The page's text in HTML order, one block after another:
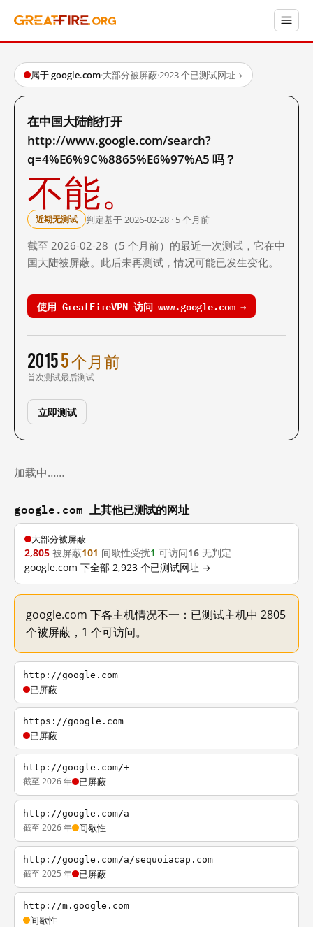
属于 google.com·大部分被屏蔽·2923 个已测试网址→
在中国大陆能打开
http://www.google.com/search?
q=4%E6%9C%8865%E6%97%A5 吗？
不能。
近期无测试 判定基于 2026-02-28 · 5 个月前
截至 2026-02-28（5 个月前）的最近一次测试，它在中
国大陆被屏蔽。此后未再测试，情况可能已发生变化。
使用 GreatFireVPN 访问 www.google.com →
2015
首次测试
5 个月前
最后测试
立即测试
加载中……
google.com 上其他已测试的网址
大部分被屏蔽
2,805 被屏蔽101 间歇性受扰1 可访问16 无判定
google.com 下全部 2,923 个已测试网址 →
google.com 下各主机情况不一：已测试主机中 2805
个被屏蔽，1 个可访问。
http://google.com
已屏蔽
https://google.com
已屏蔽
http://google.com/+
截至 2026 年 已屏蔽
http://google.com/a
截至 2026 年 间歇性
http://google.com/a/sequoiacap.com
截至 2025 年 已屏蔽
http://m.google.com
间歇性